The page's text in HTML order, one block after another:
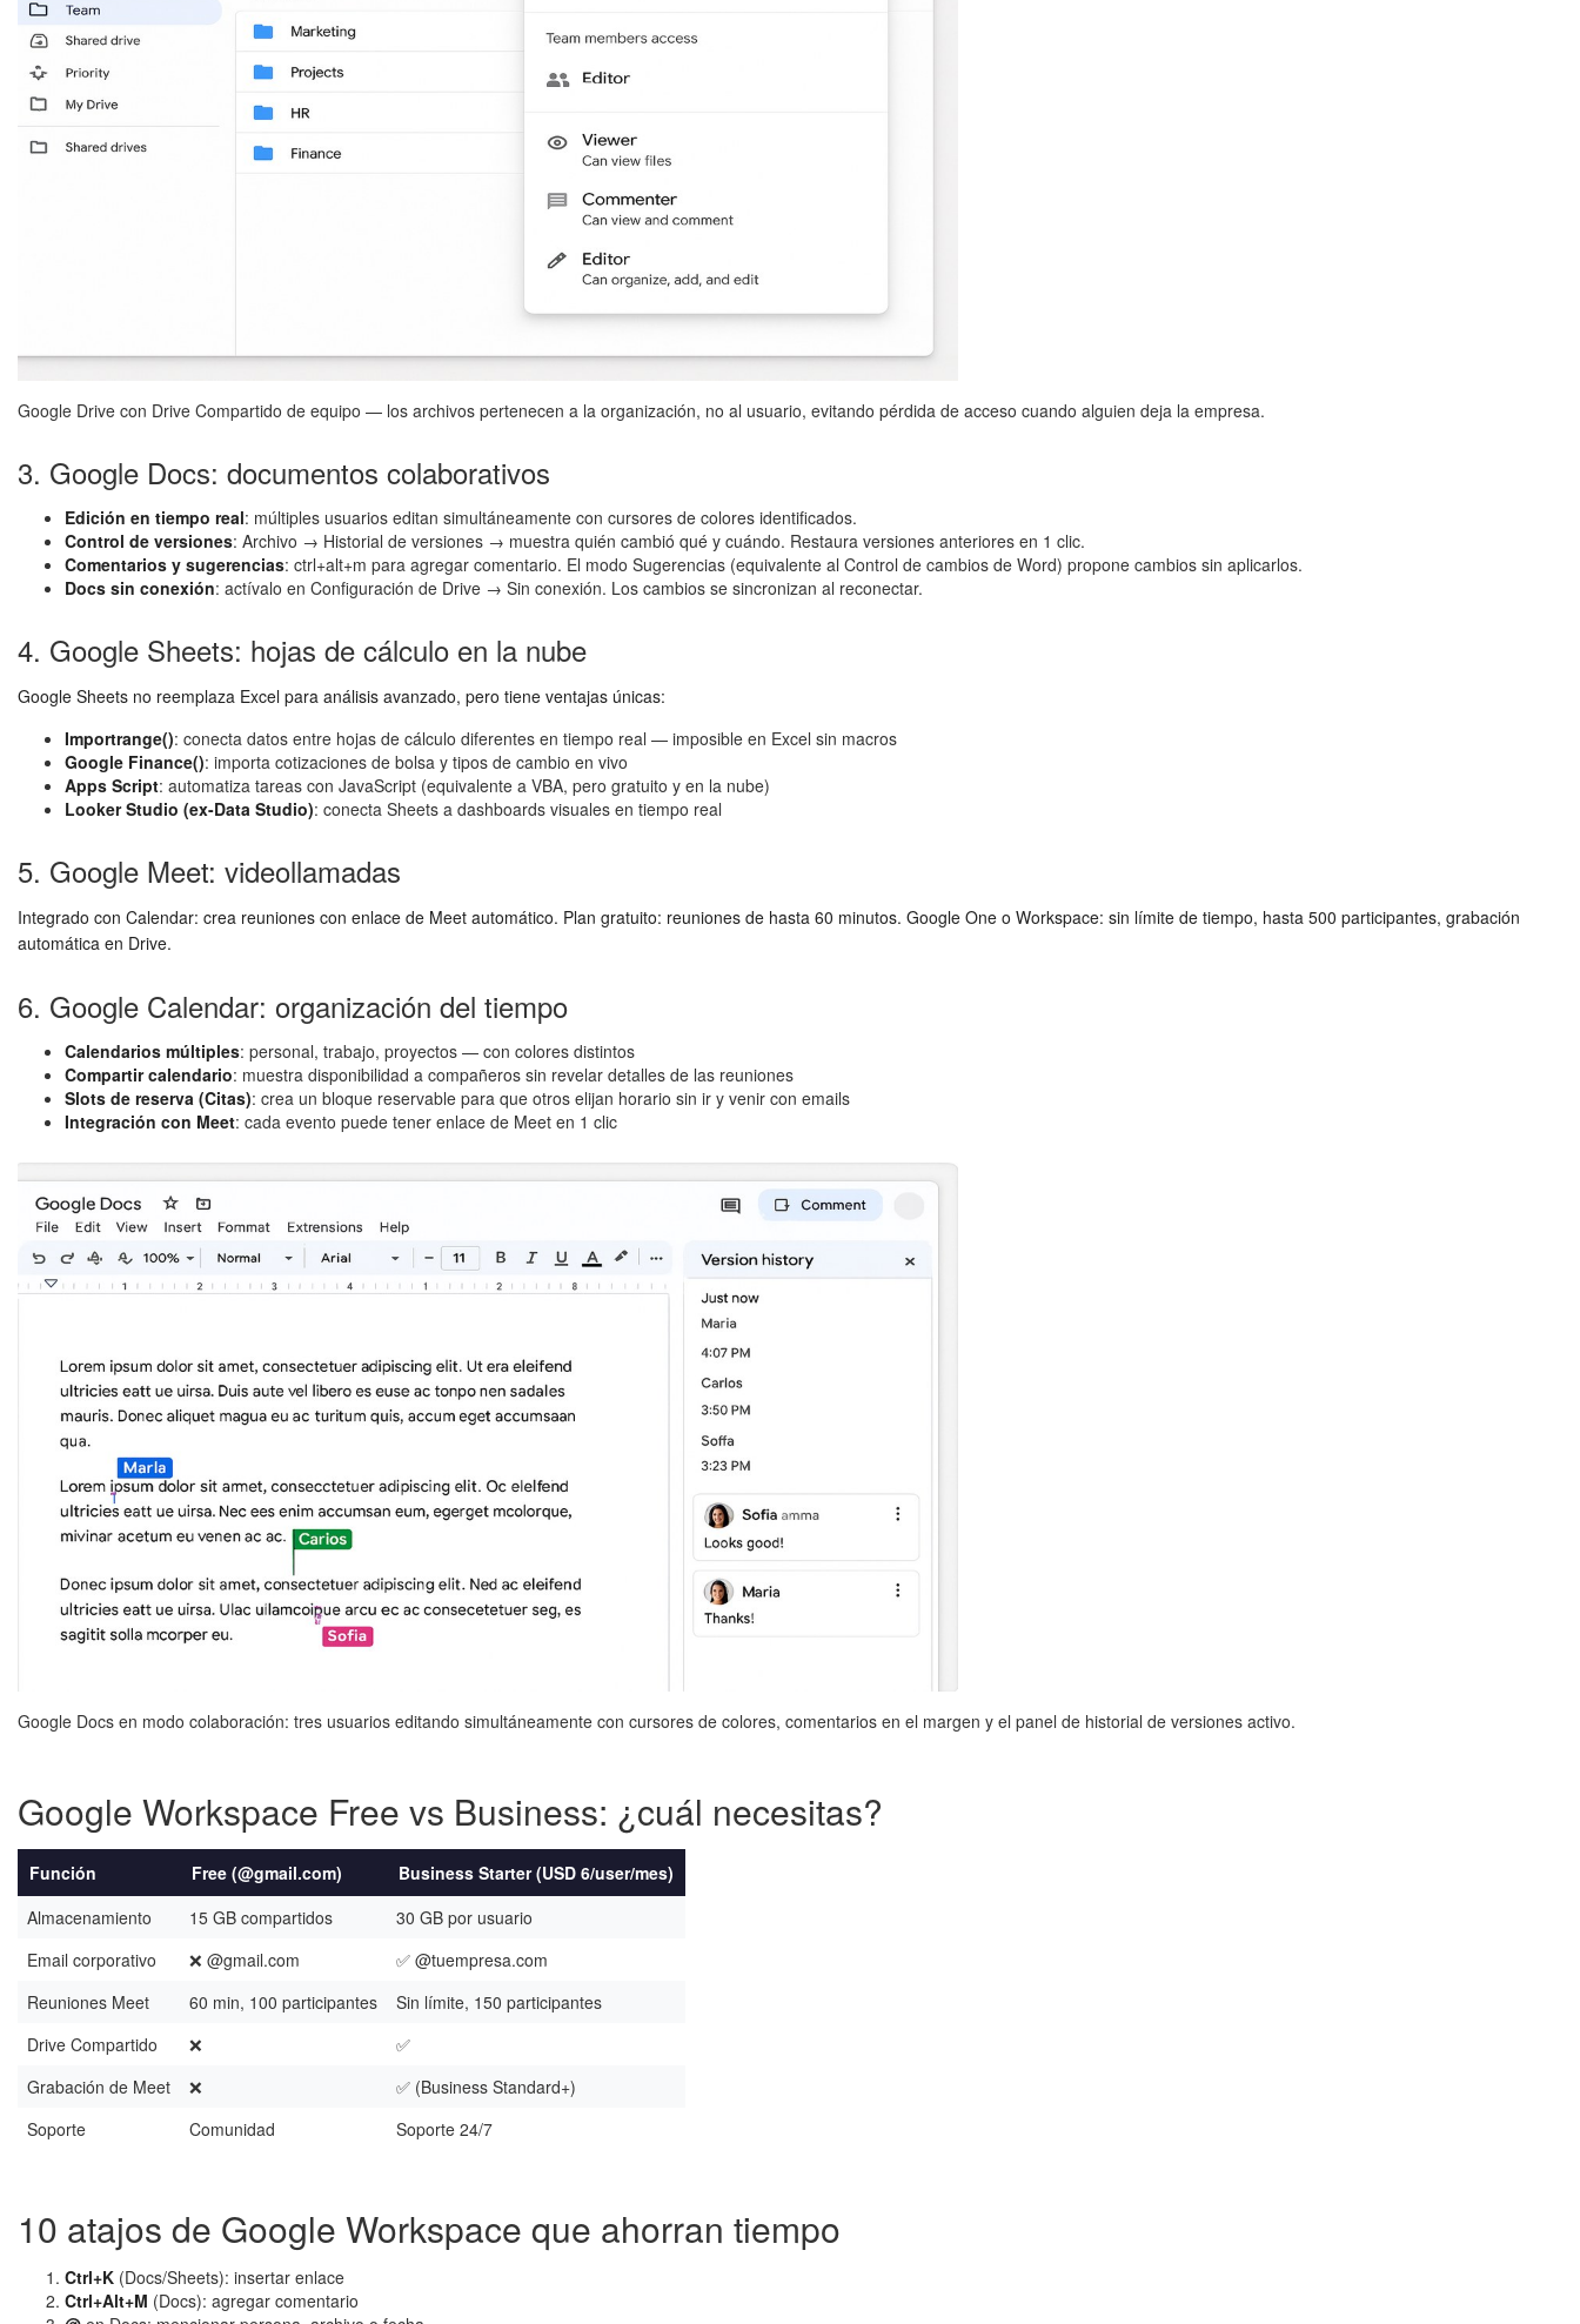
Google Drive con Drive Compartido de equipo — los archivos pertenecen a la organización, no al usuario, evitando pérdida de acceso cuando alguien deja la empresa.
3. Google Docs: documentos colaborativos
Edición en tiempo real: múltiples usuarios editan simultáneamente con cursores de colores identificados.
Control de versiones: Archivo → Historial de versiones → muestra quién cambió qué y cuándo. Restaura versiones anteriores en 1 clic.
Comentarios y sugerencias: ctrl+alt+m para agregar comentario. El modo Sugerencias (equivalente al Control de cambios de Word) propone cambios sin aplicarlos.
Docs sin conexión: actívalo en Configuración de Drive → Sin conexión. Los cambios se sincronizan al reconectar.
4. Google Sheets: hojas de cálculo en la nube
Google Sheets no reemplaza Excel para análisis avanzado, pero tiene ventajas únicas:
Importrange(): conecta datos entre hojas de cálculo diferentes en tiempo real — imposible en Excel sin macros
Google Finance(): importa cotizaciones de bolsa y tipos de cambio en vivo
Apps Script: automatiza tareas con JavaScript (equivalente a VBA, pero gratuito y en la nube)
Looker Studio (ex-Data Studio): conecta Sheets a dashboards visuales en tiempo real
5. Google Meet: videollamadas
Integrado con Calendar: crea reuniones con enlace de Meet automático. Plan gratuito: reuniones de hasta 60 minutos. Google One o Workspace: sin límite de tiempo, hasta 500 participantes, grabación
automática en Drive.
6. Google Calendar: organización del tiempo
Calendarios múltiples: personal, trabajo, proyectos — con colores distintos
Compartir calendario: muestra disponibilidad a compañeros sin revelar detalles de las reuniones
Slots de reserva (Citas): crea un bloque reservable para que otros elijan horario sin ir y venir con emails
Integración con Meet: cada evento puede tener enlace de Meet en 1 clic
Google Docs en modo colaboración: tres usuarios editando simultáneamente con cursores de colores, comentarios en el margen y el panel de historial de versiones activo.
Google Workspace Free vs Business: ¿cuál necesitas?
Función Free (@gmail.com)
Business Starter (USD 6/user/mes)
Almacenamiento
15 GB compartidos
30 GB por usuario
Email corporativo
❌ @gmail.com
✅ @tuempresa.com
Reuniones Meet
60 min, 100 participantes
Sin límite, 150 participantes
Drive Compartido
❌
✅
Grabación de Meet
❌
✅ (Business Standard+)
Soporte
Comunidad Soporte 24/7
10 atajos de Google Workspace que ahorran tiempo
Ctrl+K (Docs/Sheets): insertar enlace
Ctrl+Alt+M (Docs): agregar comentario